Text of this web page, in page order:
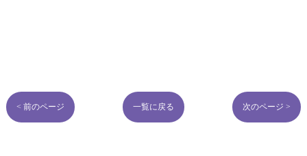
< 前のページ 一覧に戻る 次のページ >